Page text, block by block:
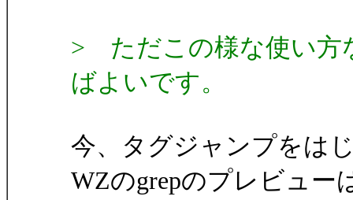
> ただこの様な使い方
ばよいです。
今、タグジャンプをは
WZのgrepのプレビュー